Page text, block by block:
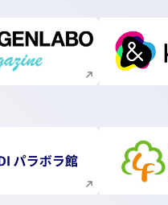
新規ウィンドウで開く
新規ウィンドウで開く